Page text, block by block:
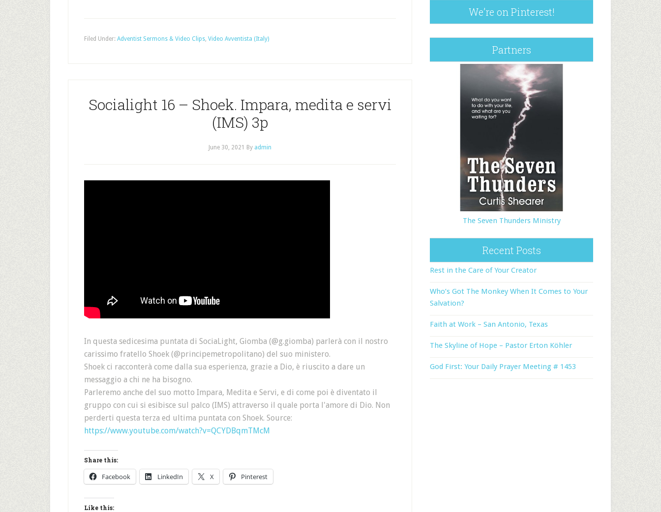
Filed Under: Adventist Sermons & Video Clips, Video Avventista (Italy)
Socialight 16 – Shoek. Impara, medita e servi
(IMS) 3p
June 30, 2021 By admin
In questa sedicesima puntata di SociaLight, Giomba (@g.giomba) parlerà con il nostro
carissimo fratello Shoek (@principemetropolitano) del suo ministero.
Shoek ci racconterà come dalla sua esperienza, grazie a Dio, è riuscito a dare un
messaggio a chi ne ha bisogno.
Parleremo anche del suo motto Impara, Medita e Servi, e di come poi è diventato il
gruppo con cui si esibisce sul palco (IMS) attraverso il quale porta l'amore di Dio. Non
perderti questa terza ed ultima puntata con Shoek. Source:
https://www.youtube.com/watch?v=QCYDBqmTMcM
Share this:
Facebook LinkedIn X Pinterest
Like this:
We’re on Pinterest!
Partners
The Seven Thunders Ministry
Recent Posts
Rest in the Care of Your Creator
Who’s Got The Monkey When It Comes to Your
Salvation?
Faith at Work – San Antonio, Texas
The Skyline of Hope – Pastor Erton Köhler
God First: Your Daily Prayer Meeting # 1453